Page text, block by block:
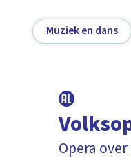
Muziek en dans
Opera